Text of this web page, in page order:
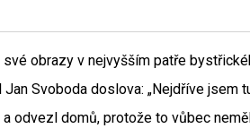
obrazy v nejvyšším patře
Svoboda doslova: „Nejdříve jsem
odvezl domů, protože to vůbec